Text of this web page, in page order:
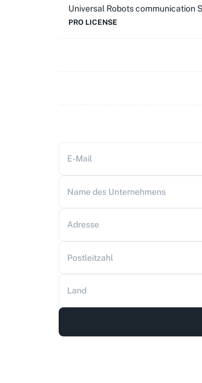
Universal Robotscommunication
PRO LICENSE
E-Mail
Name des Unternehmens
Adresse
Postleitzahl
Land